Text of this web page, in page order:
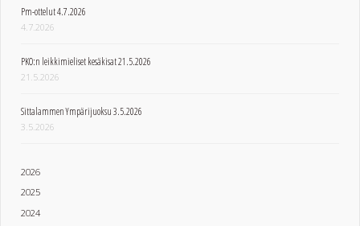
Pm-ottelut 4.7.2026
4.7.2026
PKO:n leikkimieliset kesäkisat 21.5.2026
21.5.2026
Sittalammen Ympärijuoksu 3.5.2026
3.5.2026
2026
2025
2024